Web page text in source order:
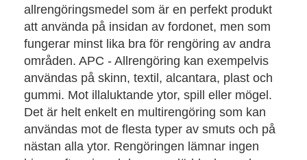
allrengöringsmedel som är en perfekt produkt
att använda på insidan av fordonet, men som
fungerar minst lika bra för rengöring av andra
områden. APC - Allrengöring kan exempelvis
användas på skinn, textil, alcantara, plast och
gummi. Mot illaluktande ytor, spill eller mögel.
Det är helt enkelt en multirengöring som kan
användas mot de flesta typer av smuts och på
nästan alla ytor. Rengöringen lämnar ingen